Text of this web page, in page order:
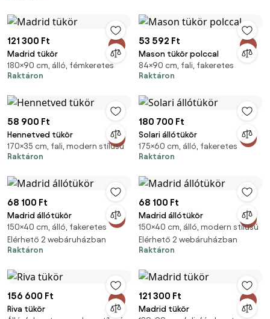
121 300 Ft
Madrid tükör
180×90 cm, álló, fémkeretes
Raktáron
53 592 Ft
Mason tükör polccal
84×90 cm, fali, fakeretes
Raktáron
58 900 Ft
Hennetved tükör
170×35 cm, fali, modern stílusú
Raktáron
180 700 Ft
Solari állótükör
175×60 cm, álló, fakeretes
Raktáron
68 100 Ft
Madrid állótükör
150×40 cm, álló, fakeretes
Elérhető 2 webáruházban
Raktáron
68 100 Ft
Madrid állótükör
150×40 cm, álló, modern stílusú
Elérhető 2 webáruházban
Raktáron
156 600 Ft
Riva tükör
121 300 Ft
Madrid tükör